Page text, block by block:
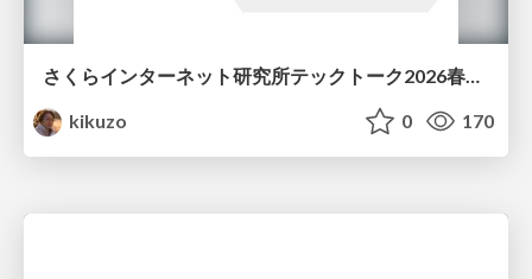
さくらインターネット研究所テックトーク2026春、研究開発Gr.25年度成果26年度方針
kikuzo
0 170